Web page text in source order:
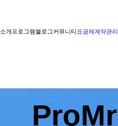
소개프로그램블로그커뮤니티요금제계약관리